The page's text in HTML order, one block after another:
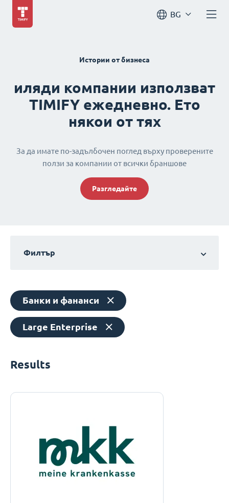
BG
Истории от бизнеса
иляди компании използват
TIMIFY ежедневно. Ето
някои от тях
За да имате по-задълбочен поглед върху проверените
ползи за компании от всички браншове
Разгледайте
Филтър
Банки и фананси
Large Enterprise
Results